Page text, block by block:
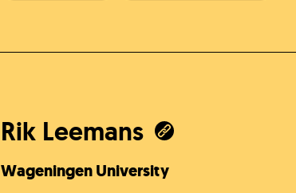
Rik Leemans
Wageningen University